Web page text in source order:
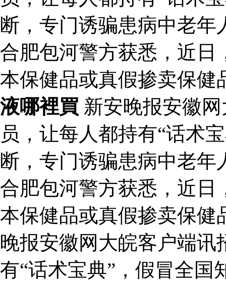
断，专门诱骗患病中老
合肥包河警方获悉，近日
本保健品或真假掺卖保
液哪裡買 新安晚报安徽
员，让每人都持有“话术
断，专门诱骗患病中老
合肥包河警方获悉，近日
本保健品或真假掺卖保健
晚报安徽网大皖客户端
有“话术宝典”，假冒全国